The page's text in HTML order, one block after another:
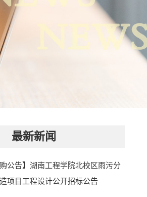
最新新闻
购公告】湖南工程学院北校区雨污分
项目工程设计公开招标公告